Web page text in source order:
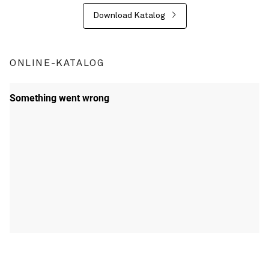
Download Katalog
ONLINE-KATALOG